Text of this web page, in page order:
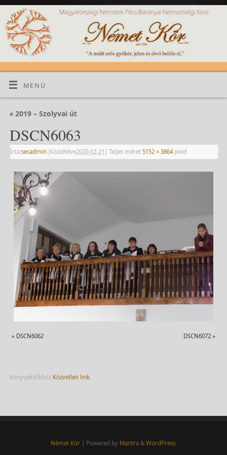
MENÜ
«2019 – Szolyvai út
DSCN6063
Írta:secadmin | Közzétéve2020-02-21 | Teljes méret 5152 × 3864pixel
« DSCN6062 DSCN6072 »
Könyvjelzőkhöz Közvetlen link.
Német Kör| Powered by Mantra& WordPress.